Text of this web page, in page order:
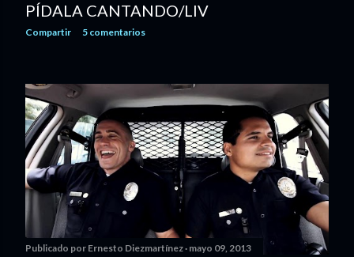
PÍDALA CANTANDO/LIV
Compartir 5 comentarios
Publicado por Ernesto Diezmartínez mayo 09, 2013